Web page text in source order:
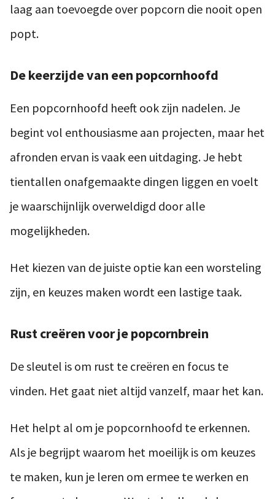
laag aan toevoegde over popcorn die nooit open
popt.
De keerzijde van een popcornhoofd
Een popcornhoofd heeft ook zijn nadelen. Je
begint vol enthousiasme aan projecten, maar het
afronden ervan is vaak een uitdaging. Je hebt
tientallen onafgemaakte dingen liggen en voelt
je waarschijnlijk overweldigd door alle
mogelijkheden.
Het kiezen van de juiste optie kan een worsteling
zijn, en keuzes maken wordt een lastige taak.
Rust creëren voor je popcornbrein
De sleutel is om rust te creëren en focus te
vinden. Het gaat niet altijd vanzelf, maar het kan.
Het helpt al om je popcornhoofd te erkennen.
Als je begrijpt waarom het moeilijk is om keuzes
te maken, kun je leren om ermee te werken en